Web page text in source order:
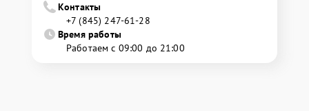
Контакты
+7 (845) 247-61-28
Время работы
Работаем с 09:00 до 21:00